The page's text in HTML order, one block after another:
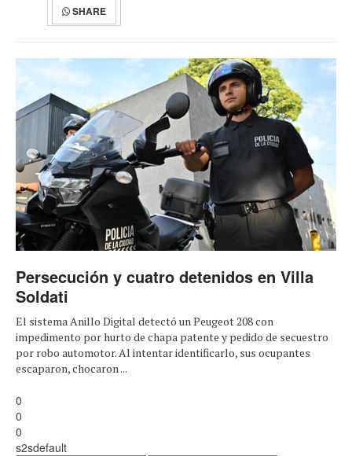
SHARE
Persecución y cuatro detenidos en Villa
Soldati
El sistema Anillo Digital detectó un Peugeot 208 con
impedimento por hurto de chapa patente y pedido de secuestro
por robo automotor. Al intentar identificarlo, sus ocupantes
escaparon, chocaron ...
0
0
0
s2sdefault